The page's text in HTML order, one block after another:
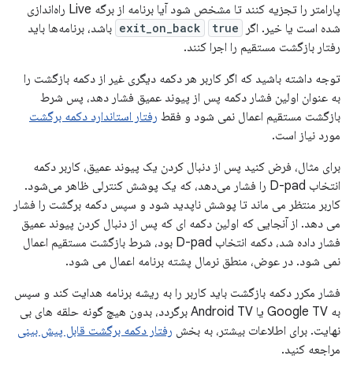
پارامتر را تجزیه کنند تا مشخص شود آیا برنامه از برگه Live راه‌اندازی
شده است یا خیر. اگر
exit_on_back true
باشد، برنامه‌ها باید
رفتار بازگشت مستقیم را اجرا کنند.
توجه داشته باشید که اگر کاربر هر دکمه دیگری غیر از دکمه بازگشت را
به عنوان اولین فشار دکمه پس از پیوند عمیق فشار دهد، پس شرط
بازگشت مستقیم اعمال نمی شود و فقط رفتار استاندارد دکمه برگشت
مورد نیاز است.
برای مثال، فرض کنید پس از دنبال کردن یک پیوند عمیق، کاربر دکمه
انتخاب D-pad را فشار می‌دهد، که یک پوشش کنترلی ظاهر می‌شود.
کاربر منتظر می ماند تا پوشش ناپدید شود و سپس دکمه برگشت را فشار
می دهد. از آنجایی که اولین دکمه ای که پس از دنبال کردن پیوند عمیق
فشار داده شد، دکمه انتخاب D-pad بود، شرط بازگشت مستقیم اعمال
نمی شود. در عوض، منطق نرمال پشته برنامه اعمال می شود.
فشار مکرر دکمه بازگشت باید کاربر را به ریشه برنامه هدایت کند و سپس
به Google TV یا Android TV برگردد، بدون هیچ گونه حلقه های بی
نهایت. برای اطلاعات بیشتر، به بخش رفتار دکمه برگشت قابل پیش بینی
مراجعه کنید.